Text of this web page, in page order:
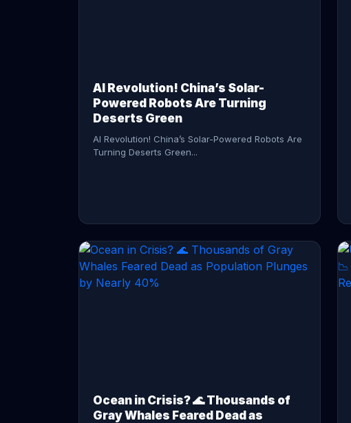
AI Revolution! China’s Solar-
Powered Robots Are Turning
Deserts Green
AI Revolution! China’s Solar-Powered Robots Are
Turning Deserts Green...
Ocean in Crisis? 🌊 Thousands of
Gray Whales Feared Dead as